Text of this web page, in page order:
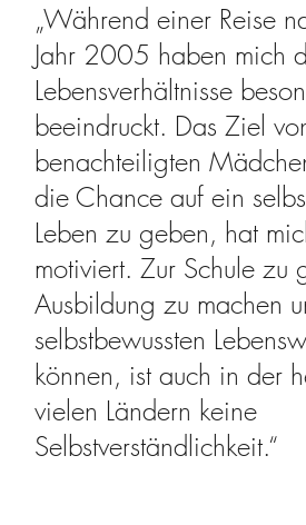
„Während einer Reise
Jahr 2005 haben mich
Lebensverhältnisse
beeindruckt. Das Ziel
benachteiligten
die Chance auf ein
Leben zu geben, hat
motiviert. Zur Schule zu
Ausbildung zu machen
selbstbewussten
können, ist auch in der
vielen Ländern keine
Selbstverständlichkeit.“